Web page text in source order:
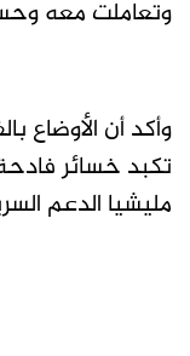
وتعاملت معه
وأكد أن الأوضاع
تكبد خسائر
مليشيا الدعم